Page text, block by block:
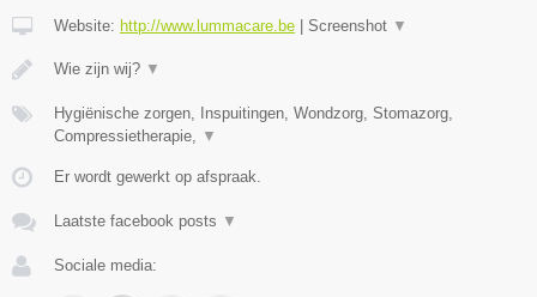
Website: http://www.lummacare.be Screenshot ▼
Wie zijn wij? ▼
Hygiënische zorgen, Inspuitingen, Wondzorg, Stomazorg,
Compressietherapie, ▼
Er wordt gewerkt op afspraak.
Laatste facebook posts ▼
Sociale media: